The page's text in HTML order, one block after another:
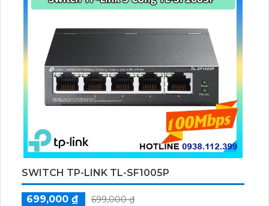
SWITCH TP-LINK TL-SF1005P
699,000 ₫
699,000 ₫